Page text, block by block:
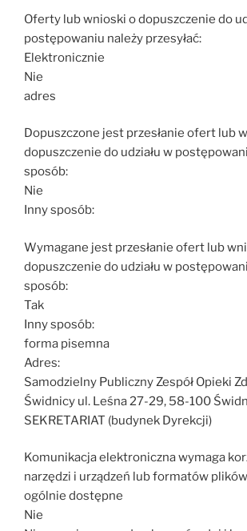
Oferty lub wnioski o dopuszczenie do
postępowaniu należy przesyłać:
Elektronicznie
Nie
adres
Dopuszczone jest przesłanie ofert lub
dopuszczenie do udziału w
sposób:
Nie
Inny sposób:
Wymagane jest przesłanie ofert lub
dopuszczenie do udziału w
sposób:
Tak
Inny sposób:
forma pisemna
Adres:
Samodzielny Publiczny Zespół Opieki
Świdnicy ul. Leśna 27-29, 58-100
SEKRETARIAT (budynek Dyrekcji)
Komunikacja elektroniczna wymaga
narzędzi i urządzeń lub formatów
ogólnie dostępne
Nie